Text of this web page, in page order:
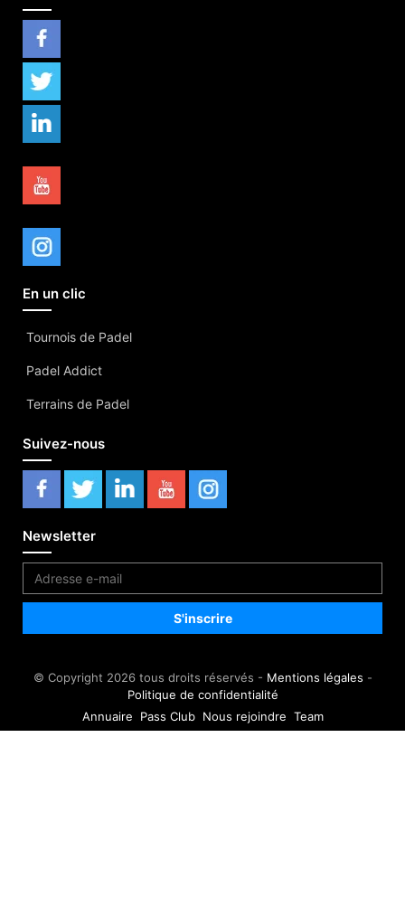
En un clic
Tournois de Padel
Padel Addict
Terrains de Padel
Suivez-nous
Newsletter
© Copyright 2026 tous droits réservés - Mentions légales -
Politique de confidentialité
Annuaire
Pass Club Nous rejoindre Team